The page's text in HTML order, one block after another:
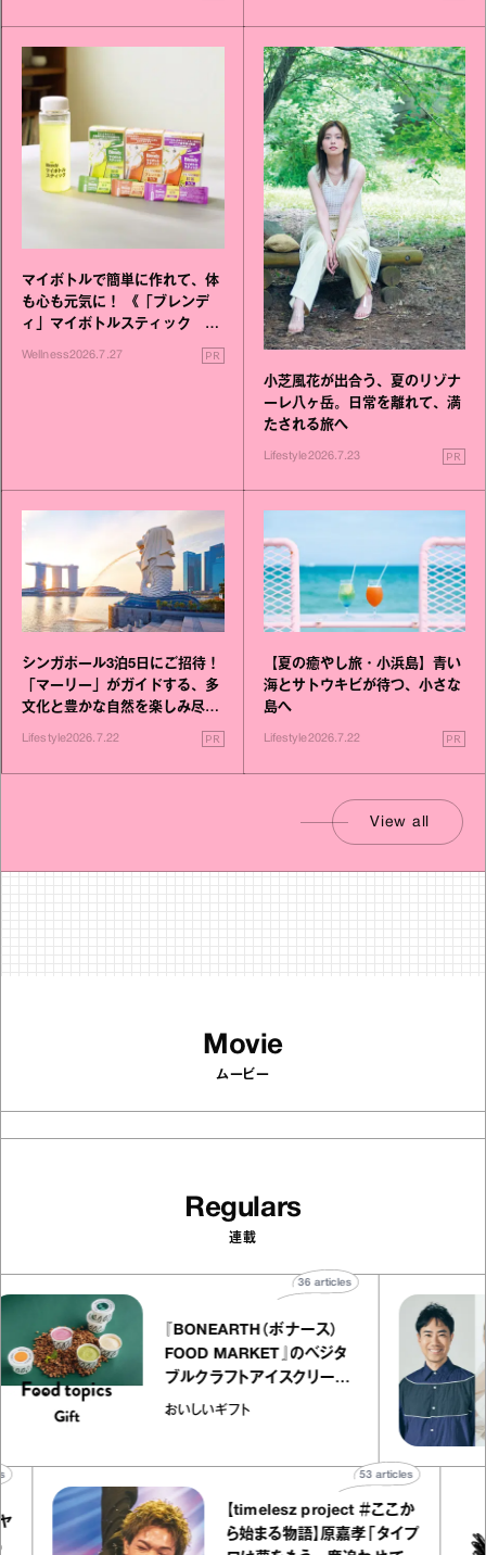
マイボトルで簡単に作れて、体
も心も元気に！ 《「ブレンデ
ィ」マイボトルスティック い
いこと毎日》シリーズが誕生
Wellness2026.7.27 PR
小芝風花が出合う、夏のリゾナ
ーレ八ヶ岳。日常を離れて、満
たされる旅へ
Lifestyle2026.7.23 PR
シンガポール3泊5日にご招待！
「マーリー」がガイドする、多
文化と豊かな自然を楽しみ尽く
Lifestyle2026.7.22 PR
【夏の癒やし旅・小浜島】青い
海とサトウキビが待つ、小さな
島へ
Lifestyle2026.7.22 PR
View all
Movie
ムービー
Regulars
連載
『BONEARTH（ボナース）
FOOD MARKET』のベジタ
ブルクラフトアイスクリーム
｜真野知子の「おいしいギフ
おいしいギフト
36articles
【timelesz project ＃ここか
ら始まる物語】原嘉孝「タイプ
articles